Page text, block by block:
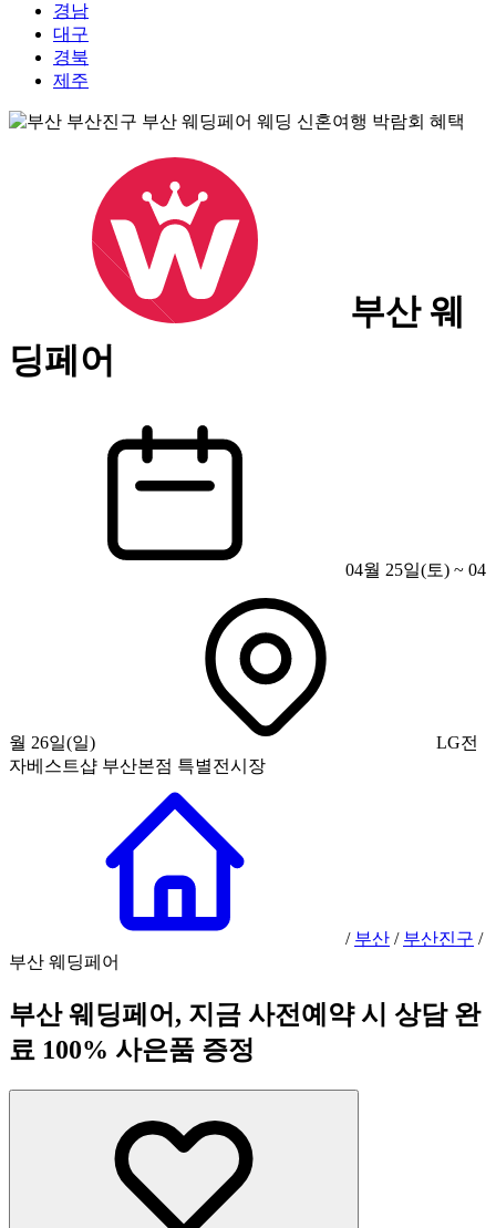
경남
대구
경북
제주
부산 웨
딩페어
04월 25일(토) ~ 04
월 26일(일)
LG전
자베스트샵 부산본점 특별전시장
/ 부산 / 부산진구 /
부산 웨딩페어
부산 웨딩페어, 지금 사전예약 시 상담 완
료 100% 사은품 증정